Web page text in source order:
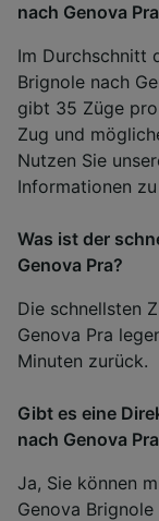
nach Genova
Im Durchschnitt
Brignole nach
gibt 35 Züge
Zug und
Nutzen Sie
Informationen
Was ist der
Genova Pra?
Die schnellsten
Genova Pra
Minuten zurück.
Gibt es eine
nach Genova
Ja, Sie können
Genova